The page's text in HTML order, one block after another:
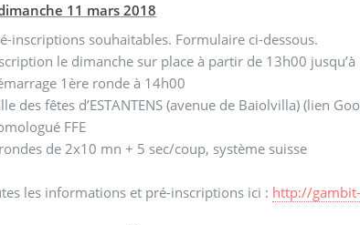
11 mars 2018
inscriptions souhaitables. Formulaire ci-dessous.
le dimanche sur place à partir de 13h00 jusqu’à
1ère ronde à 14h00
des fêtes d’ESTANTENS (avenue de Baiolvilla) (lien
FFE
de 2x10 mn + 5 sec/coup, système suisse
les informations et pré-inscriptions ici : http://